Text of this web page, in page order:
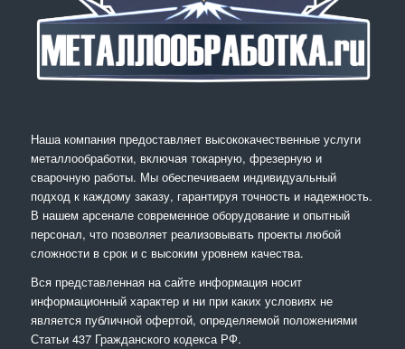
Наша компания предоставляет высококачественные услуги
металлообработки, включая токарную, фрезерную и
сварочную работы. Мы обеспечиваем индивидуальный
подход к каждому заказу, гарантируя точность и надежность.
В нашем арсенале современное оборудование и опытный
персонал, что позволяет реализовывать проекты любой
сложности в срок и с высоким уровнем качества.
Вся представленная на сайте информация носит
информационный характер и ни при каких условиях не
является публичной офертой, определяемой положениями
Статьи 437 Гражданского кодекса РФ.